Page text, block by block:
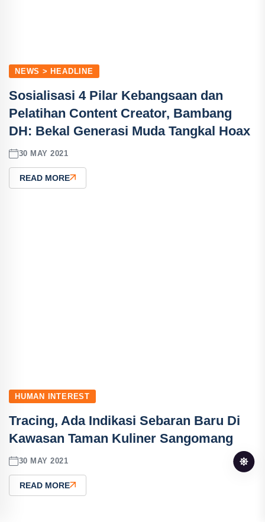
NEWS > HEADLINE
Sosialisasi 4 Pilar Kebangsaan dan
Pelatihan Content Creator, Bambang
DH: Bekal Generasi Muda Tangkal Hoax
30 MAY 2021
READ MORE
HUMAN INTEREST
Tracing, Ada Indikasi Sebaran Baru Di
Kawasan Taman Kuliner Sangomang
30 MAY 2021
READ MORE